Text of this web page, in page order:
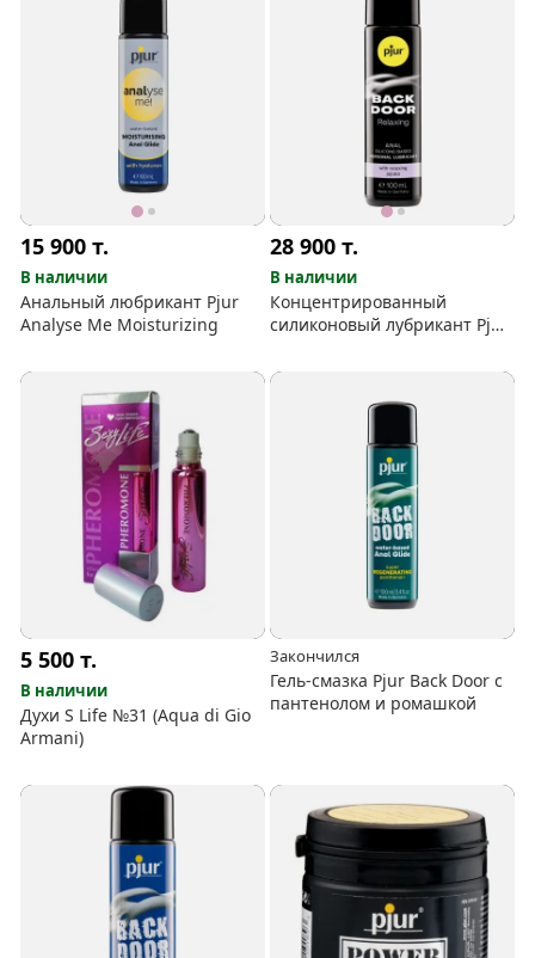
15 900т.
В наличии
Анальный любрикант Pjur
Analyse Me Moisturizing
28 900т.
В наличии
Концентрированный
силиконовый лубрикант Pjur
жожоба, 100 мл
5 500т.
В наличии
Духи S Life №31 (Aqua di Gio
Armani)
Закончился
Гель-смазка Pjur Back Door с
пантенолом и ромашкой